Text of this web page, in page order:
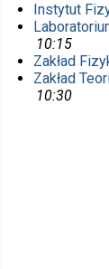
Instytut
10:15
Zakład
Zakład
10:30